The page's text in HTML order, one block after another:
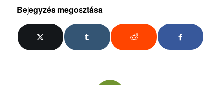
Bejegyzés megosztása